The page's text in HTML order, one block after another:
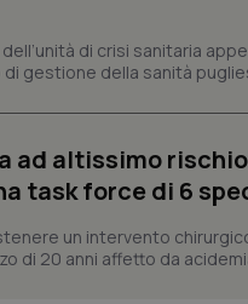
dell’unità di crisi sanitaria
gestione della sanità
ad altissimo
task force di 6
un intervento
di 20 anni affetto da
www.quotidianosanita.it
www.quotidianosanita.it
Google LLC
.quotidianosanita.it